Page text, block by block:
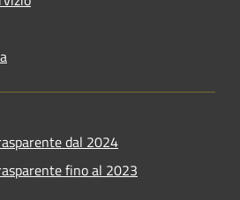
dal 2024
fino al 2023